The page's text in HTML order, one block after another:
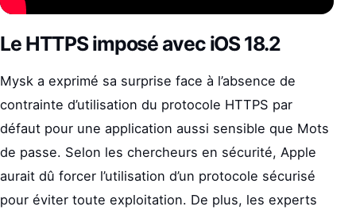
Le HTTPS imposé avec iOS 18.2
Mysk a exprimé sa surprise face à l’absence de
contrainte d’utilisation du protocole HTTPS par
défaut pour une application aussi sensible que Mots
de passe. Selon les chercheurs en sécurité, Apple
aurait dû forcer l’utilisation d’un protocole sécurisé
pour éviter toute exploitation. De plus, les experts